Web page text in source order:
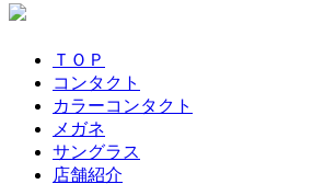
ＴＯＰ
コンタクト
カラーコンタクト
メガネ
サングラス
店舗紹介